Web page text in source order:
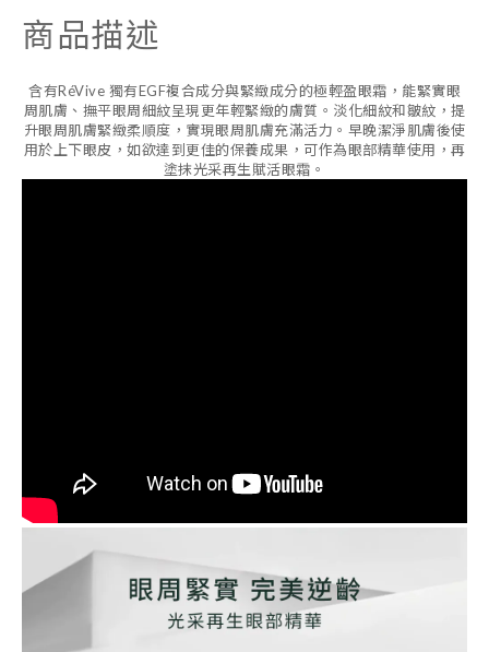
商品描述
含有RéVive 獨有EGF複合成分與緊緻成分的極輕盈眼霜，能緊實眼
周肌膚、撫平眼周細紋呈現更年輕緊緻的膚質。淡化細紋和皺紋，提
升眼周肌膚緊緻柔順度，實現眼周肌膚充滿活力。早晚潔淨肌膚後使
用於上下眼皮，如欲達到更佳的保養成果，可作為眼部精華使用，再
塗抹光采再生賦活眼霜。